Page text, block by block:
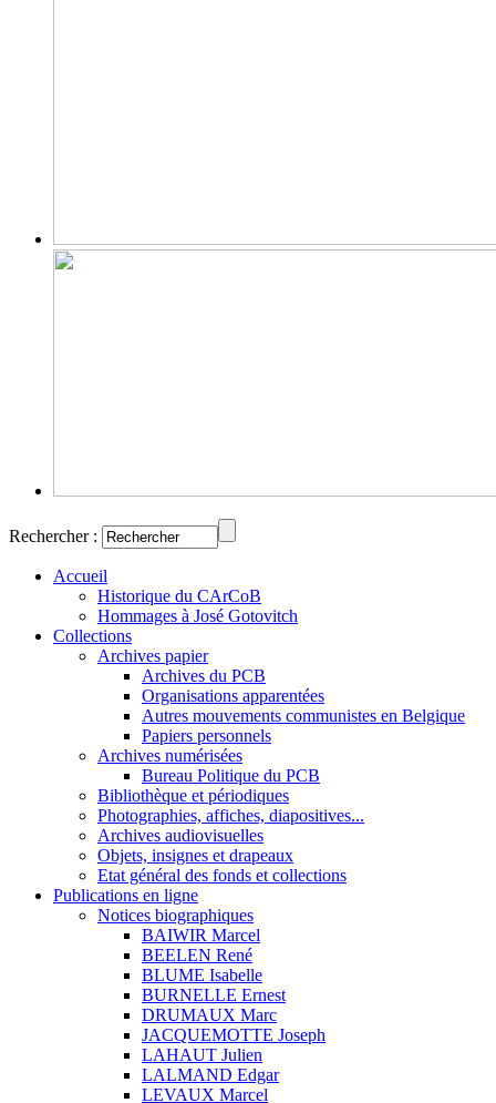
Rechercher :
Accueil
Historique du CArCoB
Hommages à José Gotovitch
Collections
Archives papier
Archives du PCB
Organisations apparentées
Autres mouvements communistes en Belgique
Papiers personnels
Archives numérisées
Bureau Politique du PCB
Bibliothèque et périodiques
Photographies, affiches, diapositives...
Archives audiovisuelles
Objets, insignes et drapeaux
Etat général des fonds et collections
Publications en ligne
Notices biographiques
BAIWIR Marcel
BEELEN René
BLUME Isabelle
BURNELLE Ernest
DRUMAUX Marc
JACQUEMOTTE Joseph
LAHAUT Julien
LALMAND Edgar
LEVAUX Marcel